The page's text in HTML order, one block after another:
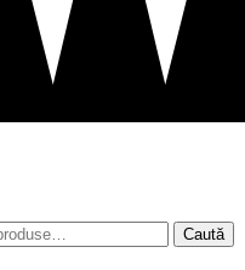
Caută